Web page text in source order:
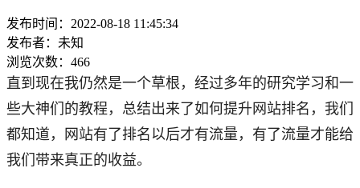
发布时间：2022-08-18 11:45:34
发布者：未知
浏览次数：466
直到现在我仍然是一个草根，经过多年的研究学习和一
些大神们的教程，总结出来了如何提升网站排名，我们
都知道，网站有了排名以后才有流量，有了流量才能给
我们带来真正的收益。